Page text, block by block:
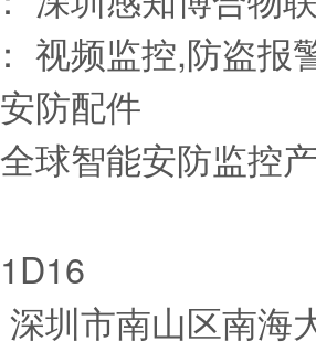
视频监控,防盗报
防配件
全球智能安防监控
1D16
深圳市南山区南海